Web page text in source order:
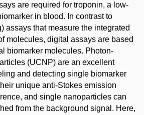
are required for troponin, a low-
in blood. In contrast to
assays that measure the integrated
molecules, digital assays are based
biomarker molecules. Photon-
(UCNP) are an excellent
and detecting single biomarker
unique anti-Stokes emission
and single nanoparticles can
from the background signal. Here,